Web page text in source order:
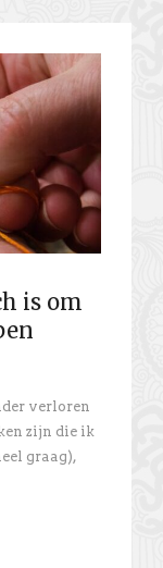
is om
verloren
zijn die ik
graag),